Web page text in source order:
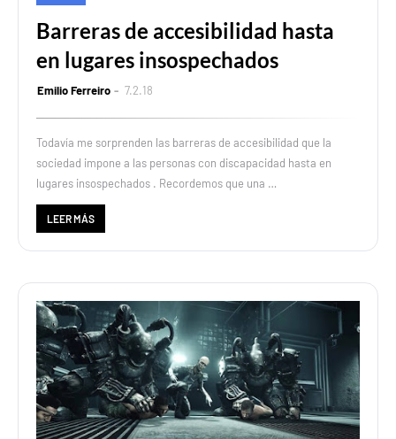
Barreras de accesibilidad hasta
en lugares insospechados
Emilio Ferreiro 7.2.18
Todavía me sorprenden las barreras de accesibilidad que la
sociedad impone a las personas con discapacidad hasta en
lugares insospechados . Recordemos que una …
LEER MÁS